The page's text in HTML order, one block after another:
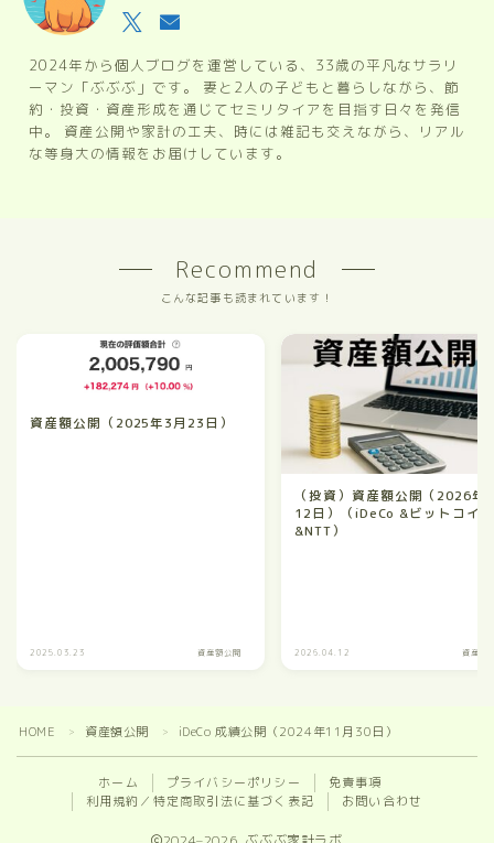
2024年から個人ブログを運営している、33歳の平凡なサラリ
ーマン「ぶぶぶ」です。 妻と2人の子どもと暮らしながら、節
約・投資・資産形成を通じてセミリタイアを目指す日々を発信
中。 資産公開や家計の工夫、時には雑記も交えながら、リアル
な等身大の情報をお届けしています。
Recommend
こんな記事も読まれています！
資産額公開（2025年3月23日）
2025.03.23 資産額公開
（投資）資産額公開（2026年
12日）（iDeCo &ビットコイン
&NTT）
2026.04.12 資産額
HOME ＞ 資産額公開 ＞ iDeCo 成績公開（2024年11月30日）
ホーム プライバシーポリシー
免責事項
利用規約／特定商取引法に基づく表記
お問い合わせ